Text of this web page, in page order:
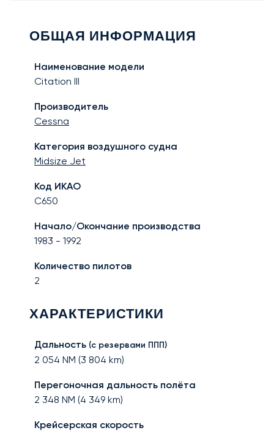
ОБЩАЯ ИНФОРМАЦИЯ
Наименование модели
Citation III
Производитель
Cessna
Категория воздушного судна
Midsize Jet
Код ИКАО
C650
Начало/Окончание производства
1983 - 1992
Количество пилотов
2
ХАРАКТЕРИСТИКИ
Дальность (с резервами ППП)
2 054 NM (3 804 km)
Перегоночная дальность полёта
2 348 NM (4 349 km)
Крейсерская скорость